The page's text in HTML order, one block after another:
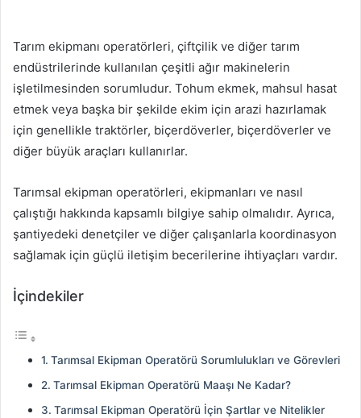
Tarım ekipmanı operatörleri, çiftçilik ve diğer tarım
endüstrilerinde kullanılan çeşitli ağır makinelerin
işletilmesinden sorumludur. Tohum ekmek, mahsul hasat
etmek veya başka bir şekilde ekim için arazi hazırlamak
için genellikle traktörler, biçerdöverler, biçerdöverler ve
diğer büyük araçları kullanırlar.
Tarımsal ekipman operatörleri, ekipmanları ve nasıl
çalıştığı hakkında kapsamlı bilgiye sahip olmalıdır. Ayrıca,
şantiyedeki denetçiler ve diğer çalışanlarla koordinasyon
sağlamak için güçlü iletişim becerilerine ihtiyaçları vardır.
İçindekiler
Tarımsal Ekipman Operatörü Sorumlulukları ve Görevleri
Tarımsal Ekipman Operatörü Maaşı Ne Kadar?
Tarımsal Ekipman Operatörü İçin Şartlar ve Nitelikler